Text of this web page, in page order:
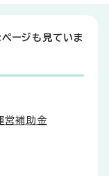
ージも見ていま
営補助金